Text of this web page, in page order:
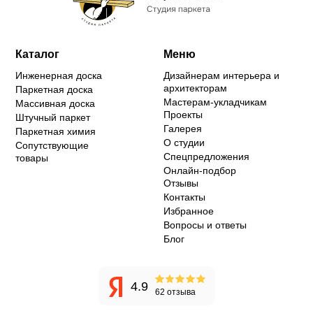
Каталог
Инженерная доска
Паркетная доска
Массивная доска
Штучный паркет
Паркетная химия
Сопутствующие
товары
Меню
Дизайнерам интерьера и
архитекторам
Мастерам-укладчикам
Проекты
Галерея
О студии
Спецпредложения
Онлайн-подбор
Отзывы
Контакты
Избранное
Вопросы и ответы
Блог
4.9 62 отзыва